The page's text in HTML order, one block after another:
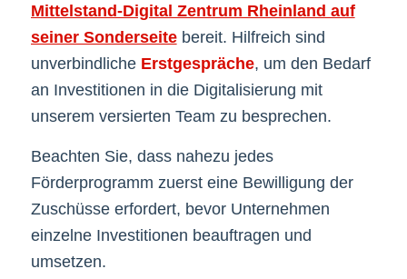
Mittelstand-Digital Zentrum Rheinland auf
seiner Sonderseitebereit. Hilfreich sind
unverbindliche Erstgespräche, um den Bedarf
an Investitionen in die Digitalisierung mit
unserem versierten Team zu besprechen.
Beachten Sie, dass nahezu jedes
Förderprogramm zuerst eine Bewilligung der
Zuschüsse erfordert, bevor Unternehmen
einzelne Investitionen beauftragen und
umsetzen.